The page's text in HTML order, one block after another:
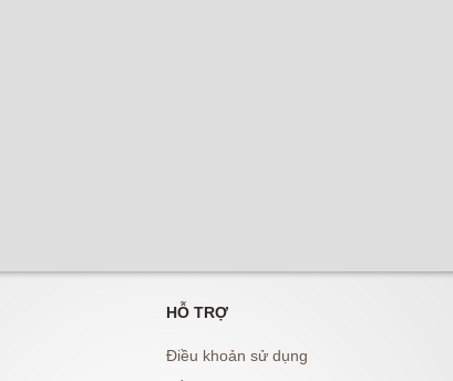
HỖ TRỢ
Điều khoản sử dụng